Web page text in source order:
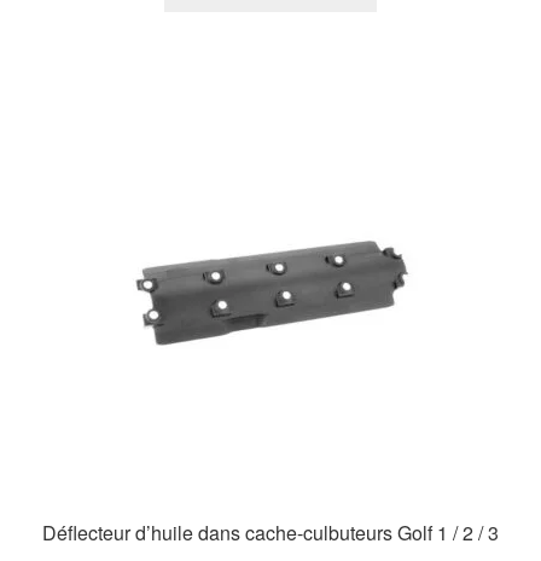
Déflecteur d’huile dans cache-culbuteurs Golf 1 / 2 / 3